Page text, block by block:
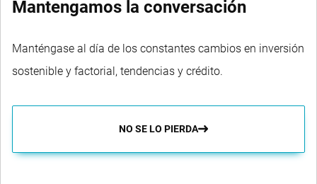
Mantengamos la conversación
Manténgase al día de los constantes cambios en inversión
sostenible y factorial, tendencias y crédito.
NO SE LO PIERDA